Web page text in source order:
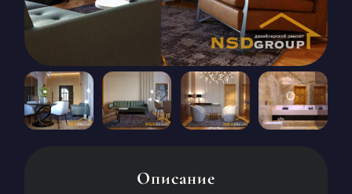
Заказать звонок сейчас
Описание